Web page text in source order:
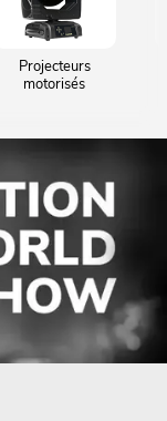
Projecteurs
motorisés